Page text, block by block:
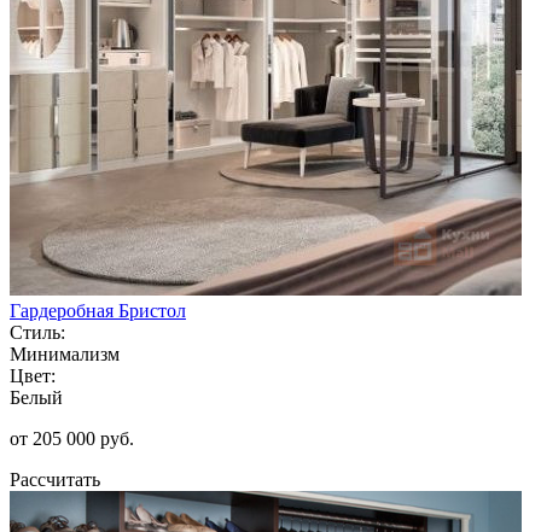
Гардеробная Бристол
Стиль:
Минимализм
Цвет:
Белый
от 205 000 руб.
Рассчитать